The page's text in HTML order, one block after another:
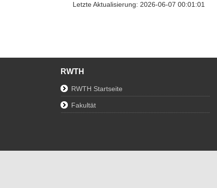
Letzte Aktualisierung: 2026-06-07 00:01:01
RWTH
RWTH Startseite
Fakultät